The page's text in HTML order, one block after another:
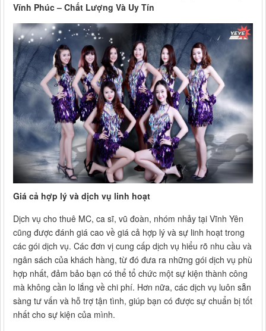
Vĩnh Phúc – Chất Lượng Và Uy Tín
Giá cả hợp lý và dịch vụ linh hoạt
Dịch vụ cho thuê MC, ca sĩ, vũ đoàn, nhóm nhảy tại Vĩnh Yên
cũng được đánh giá cao về giá cả hợp lý và sự linh hoạt trong
các gói dịch vụ. Các đơn vị cung cấp dịch vụ hiểu rõ nhu cầu và
ngân sách của khách hàng, từ đó đưa ra những gói dịch vụ phù
hợp nhất, đảm bảo bạn có thể tổ chức một sự kiện thành công
mà không cần lo lắng về chi phí. Hơn nữa, các dịch vụ luôn sẵn
sàng tư vấn và hỗ trợ tận tình, giúp bạn có được sự chuẩn bị tốt
nhất cho sự kiện của mình.